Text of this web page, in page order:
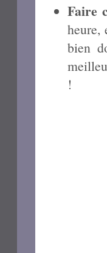
Faire
heure,
bien
!